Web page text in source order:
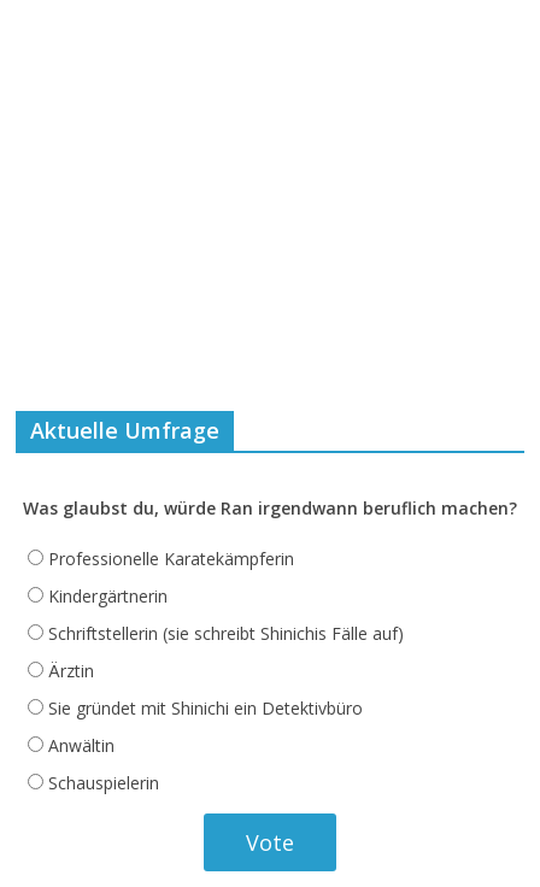
Aktuelle Umfrage
Was glaubst du, würde Ran irgendwann beruflich machen?
Professionelle Karatekämpferin
Kindergärtnerin
Schriftstellerin (sie schreibt Shinichis Fälle auf)
Ärztin
Sie gründet mit Shinichi ein Detektivbüro
Anwältin
Schauspielerin